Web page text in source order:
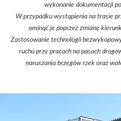
wykonanie dokumentacji
W przypadku wystąpienia na trasie
ominąć je poprzez zmianę
Zastosowanie technologii
ruchu przy pracach na pasach
naruszania brzegów rzek oraz